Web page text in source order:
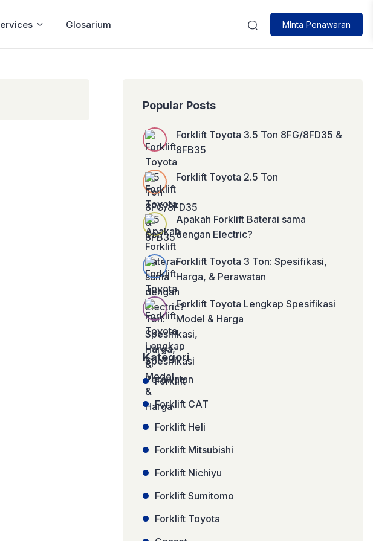
MInta Penawaran
Glosarium
Popular Posts
Forklift Toyota 3.5 Ton 8FG/8FD35 &
8FB35
Forklift Toyota 2.5 Ton
Apakah Forklift Baterai sama
dengan Electric?
Forklift Toyota 3 Ton: Spesifikasi,
Harga, & Perawatan
Forklift Toyota Lengkap Spesifikasi
Model & Harga
Kategori
Forklift
Forklift CAT
Forklift Heli
Forklift Mitsubishi
Forklift Nichiyu
Forklift Sumitomo
Forklift Toyota